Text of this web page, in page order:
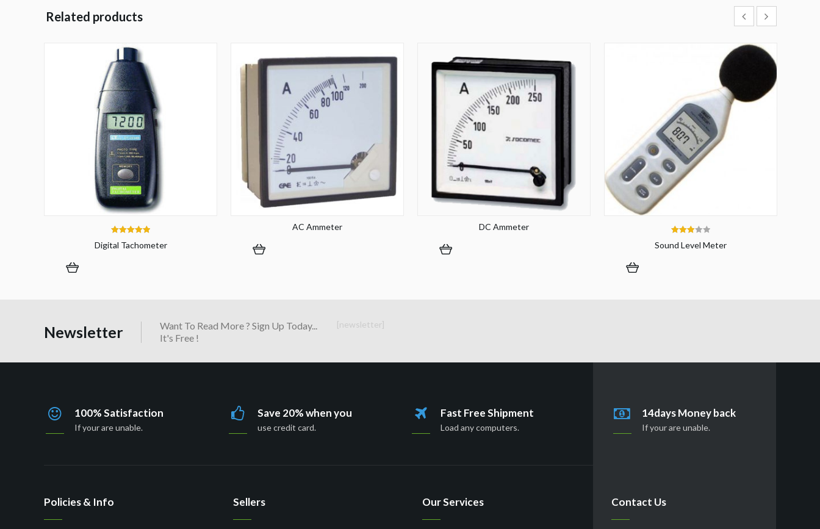
Related products
out of 5
Digital Tachometer
AC Ammeter DC Ammeter
out of 5
Sound Level Meter
Newsletter
Want To Read More ? Sign Up Today...
It's Free !
[newsletter]
100% Satisfaction
If your are unable.
Save 20% when you
use credit card.
Fast Free Shipment
Load any computers.
14days Money back
If your are unable.
Policies & Info Sellers Our Services Contact Us